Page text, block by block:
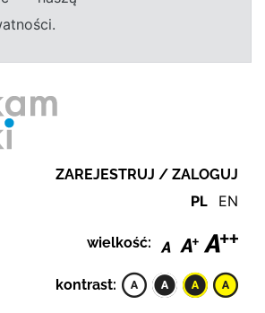
ZAREJESTRUJ / ZALOGUJ
PL EN
wielkość:
kontrast: